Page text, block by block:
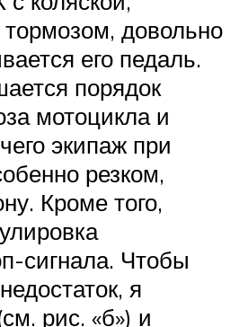
довольно
его педаль.
порядок
мотоцикла и
экипаж при
резком,
Кроме того,
сигнала. Чтобы
я
рис. «б») и